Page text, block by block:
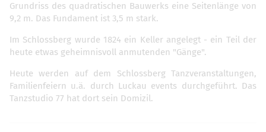
Grundriss des quadratischen Bauwerks eine Seitenlänge von
9,2 m. Das Fundament ist 3,5 m stark.
Im Schlossberg wurde 1824 ein Keller angelegt - ein Teil der
heute etwas geheimnisvoll anmutenden "Gänge".
Heute werden auf dem Schlossberg Tanzveranstaltungen,
Familienfeiern u.ä. durch Luckau events durchgeführt. Das
Tanzstudio 77 hat dort sein Domizil.